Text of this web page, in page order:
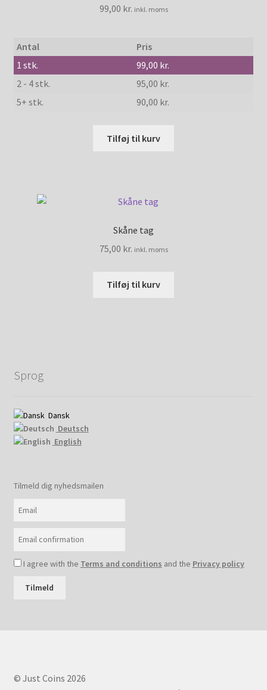
99,00 kr. inkl. moms
Antal
Pris
1 stk. 99,00 kr.
2 - 4 stk.
95,00 kr.
5+ stk.
90,00 kr.
Tilføj til kurv
Skåne tag
75,00 kr. inkl. moms
Tilføj til kurv
Sprog
Dansk
Deutsch
English
Tilmeld dig nyhedsmailen
I agree with the Terms and conditions and the Privacy policy
Tilmeld
© Just Coins 2026